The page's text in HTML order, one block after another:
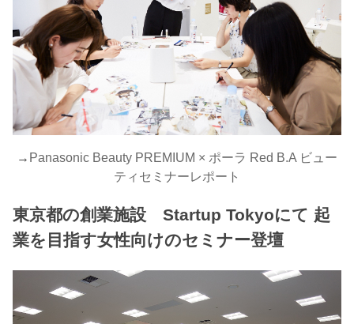
→ Panasonic Beauty PREMIUM × ポーラ Red B.A ビュー
ティセミナーレポート
東京都の創業施設 Startup Tokyoにて 起
業を目指す女性向けのセミナー登壇